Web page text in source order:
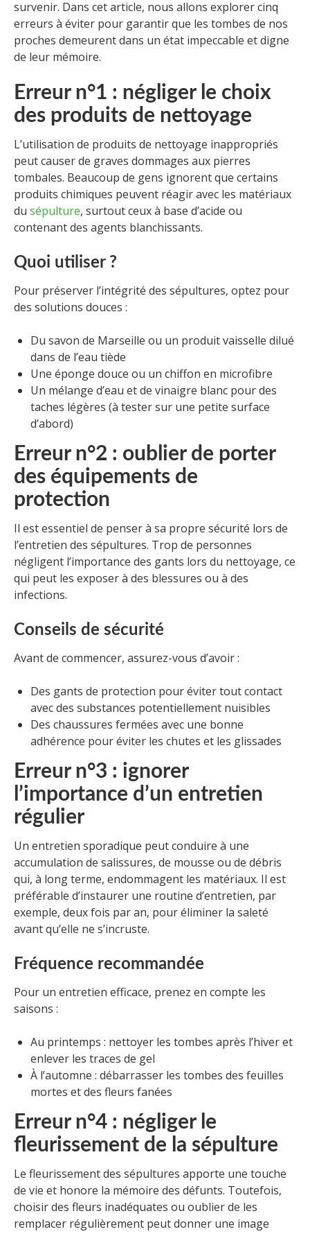
survenir. Dans cet article, nous allons explorer cinq
erreurs à éviter pour garantir que les tombes de nos
proches demeurent dans un état impeccable et digne
de leur mémoire.
Erreur n°1 : négliger le choix
des produits de nettoyage
L’utilisation de produits de nettoyage inappropriés
peut causer de graves dommages aux pierres
tombales. Beaucoup de gens ignorent que certains
produits chimiques peuvent réagir avec les matériaux
du sépulture, surtout ceux à base d’acide ou
contenant des agents blanchissants.
Quoi utiliser ?
Pour préserver l’intégrité des sépultures, optez pour
des solutions douces :
Du savon de Marseille ou un produit vaisselle dilué
dans de l’eau tiède
Une éponge douce ou un chiffon en microfibre
Un mélange d’eau et de vinaigre blanc pour des
taches légères (à tester sur une petite surface
d’abord)
Erreur n°2 : oublier de porter
des équipements de
protection
Il est essentiel de penser à sa propre sécurité lors de
l’entretien des sépultures. Trop de personnes
négligent l’importance des gants lors du nettoyage, ce
qui peut les exposer à des blessures ou à des
infections.
Conseils de sécurité
Avant de commencer, assurez-vous d’avoir :
Des gants de protection pour éviter tout contact
avec des substances potentiellement nuisibles
Des chaussures fermées avec une bonne
adhérence pour éviter les chutes et les glissades
Erreur n°3 : ignorer
l’importance d’un entretien
régulier
Un entretien sporadique peut conduire à une
accumulation de salissures, de mousse ou de débris
qui, à long terme, endommagent les matériaux. Il est
préférable d’instaurer une routine d’entretien, par
exemple, deux fois par an, pour éliminer la saleté
avant qu’elle ne s’incruste.
Fréquence recommandée
Pour un entretien efficace, prenez en compte les
saisons :
Au printemps : nettoyer les tombes après l’hiver et
enlever les traces de gel
À l’automne : débarrasser les tombes des feuilles
mortes et des fleurs fanées
Erreur n°4 : négliger le
fleurissement de la sépulture
Le fleurissement des sépultures apporte une touche
de vie et honore la mémoire des défunts. Toutefois,
choisir des fleurs inadéquates ou oublier de les
remplacer régulièrement peut donner une image